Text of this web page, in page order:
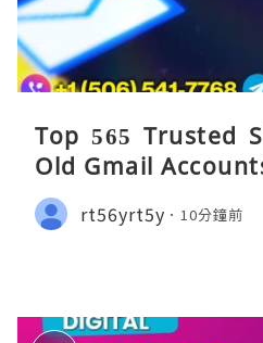
Top 565 Trusted
Old Gmail
rt56yrt5y 10分鐘前